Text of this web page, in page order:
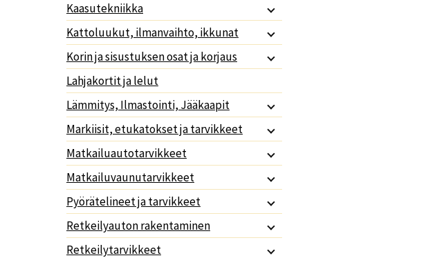
Kaasutekniikka
Kattoluukut, ilmanvaihto, ikkunat
Korin ja sisustuksen osat ja korjaus
Lahjakortit ja lelut
Lämmitys, Ilmastointi, Jääkaapit
Markiisit, etukatokset ja tarvikkeet
Matkailuautotarvikkeet
Matkailuvaunutarvikkeet
Pyörätelineet ja tarvikkeet
Retkeilyauton rakentaminen
Retkeilytarvikkeet